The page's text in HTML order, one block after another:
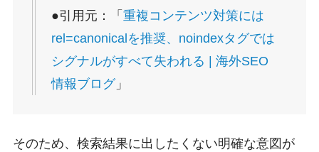
●引用元：「 重複コンテンツ対策には
rel=canonicalを推奨、noindexタグでは
シグナルがすべて失われる | 海外SEO
情報ブログ」
そのため、検索結果に出したくない明確な意図が